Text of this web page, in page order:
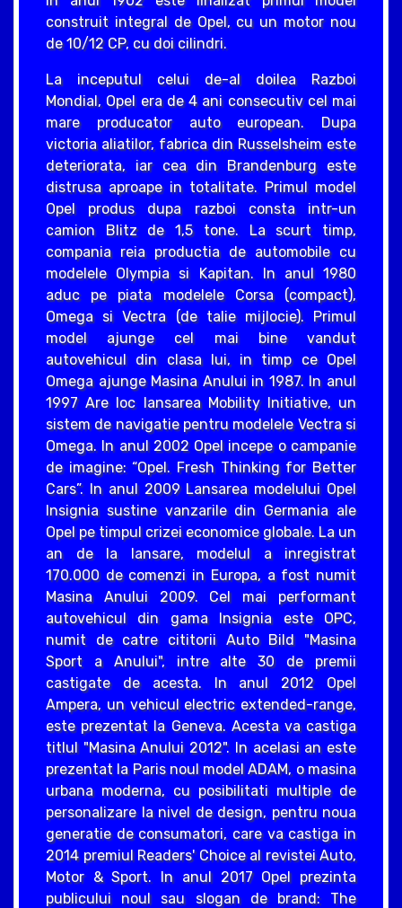
construit integral de Opel, cu un motor nou
de 10/12 CP, cu doi cilindri.
La inceputul celui de-al doilea Razboi
Mondial, Opel era de 4 ani consecutiv cel mai
mare producator auto european. Dupa
victoria aliatilor, fabrica din Russelsheim este
deteriorata, iar cea din Brandenburg este
distrusa aproape in totalitate. Primul model
Opel produs dupa razboi consta intr-un
camion Blitz de 1,5 tone. La scurt timp,
compania reia productia de automobile cu
modelele Olympia si Kapitan. In anul 1980
aduc pe piata modelele Corsa (compact),
Omega si Vectra (de talie mijlocie). Primul
model ajunge cel mai bine vandut
autovehicul din clasa lui, in timp ce Opel
Omega ajunge Masina Anului in 1987. In anul
1997 Are loc lansarea Mobility Initiative, un
sistem de navigatie pentru modelele Vectra si
Omega. In anul 2002 Opel incepe o campanie
de imagine: “Opel. Fresh Thinking for Better
Cars”. In anul 2009 Lansarea modelului Opel
Insignia sustine vanzarile din Germania ale
Opel pe timpul crizei economice globale. La un
an de la lansare, modelul a inregistrat
170.000 de comenzi in Europa, a fost numit
Masina Anului 2009. Cel mai performant
autovehicul din gama Insignia este OPC,
numit de catre cititorii Auto Bild "Masina
Sport a Anului", intre alte 30 de premii
castigate de acesta. In anul 2012 Opel
Ampera, un vehicul electric extended-range,
este prezentat la Geneva. Acesta va castiga
titlul "Masina Anului 2012". In acelasi an este
prezentat la Paris noul model ADAM, o masina
urbana moderna, cu posibilitati multiple de
personalizare la nivel de design, pentru noua
generatie de consumatori, care va castiga in
2014 premiul Readers' Choice al revistei Auto,
Motor & Sport. In anul 2017 Opel prezinta
publicului noul sau slogan de brand: The